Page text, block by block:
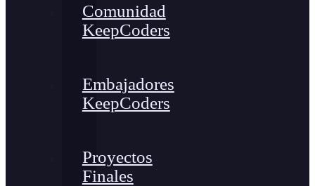
Comunidad
KeepCoders
Embajadores
KeepCoders
Proyectos
Finales